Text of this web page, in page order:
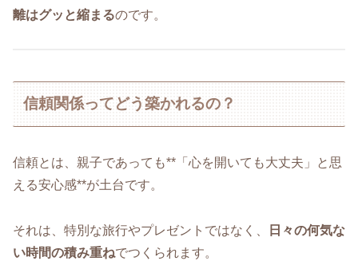
離はグッと縮まるのです。
信頼関係ってどう築かれるの？
信頼とは、親子であっても**「心を開いても大丈夫」と思
える安心感**が土台です。
それは、特別な旅行やプレゼントではなく、
日々の何気な
い時間の積み重ねでつくられます。